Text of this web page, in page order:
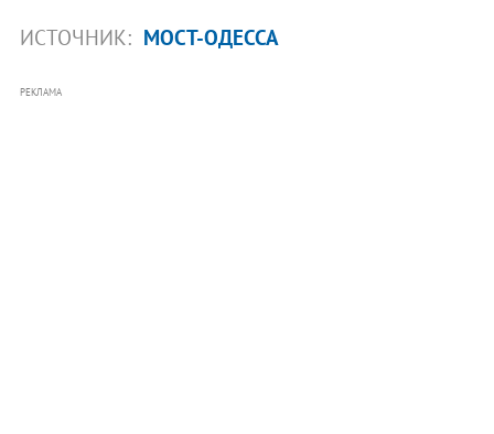
ИСТОЧНИК: МОСТ-ОДЕССА
РЕКЛАМА